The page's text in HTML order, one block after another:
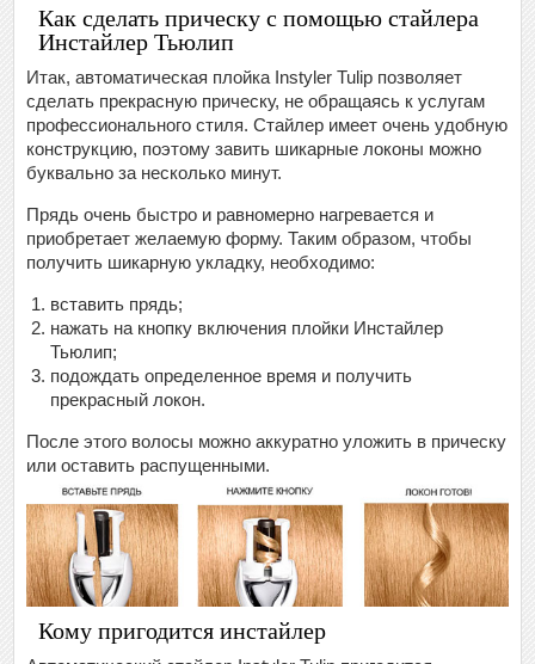
Как сделать прическу с помощью стайлера
Инстайлер Тьюлип
Итак, автоматическая плойка Instyler Tulip позволяет
сделать прекрасную прическу, не обращаясь к услугам
профессионального стиля. Стайлер имеет очень удобную
конструкцию, поэтому завить шикарные локоны можно
буквально за несколько минут.
Прядь очень быстро и равномерно нагревается и
приобретает желаемую форму. Таким образом, чтобы
получить шикарную укладку, необходимо:
вставить прядь;
нажать на кнопку включения плойки Инстайлер
Тьюлип;
подождать определенное время и получить
прекрасный локон.
После этого волосы можно аккуратно уложить в прическу
или оставить распущенными.
Кому пригодится инстайлер